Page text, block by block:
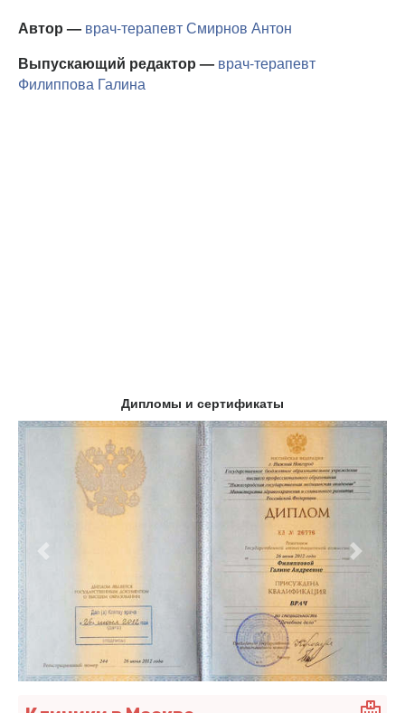
Автор — врач-терапевтСмирнов Антон
Выпускающий редактор — врач-терапевт
Филиппова Галина
Дипломы и сертификаты
Предыдущий